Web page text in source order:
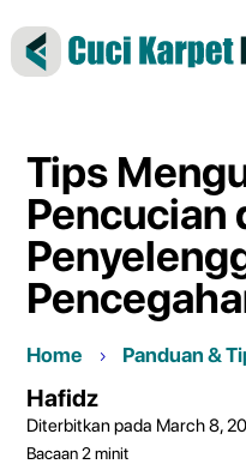
Tips
Pencucian
Home Panduan &
Hafidz
Diterbitkan pada March 8,
Bacaan 2 minit